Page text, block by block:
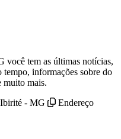
você tem as últimas notícias,
tempo, informações sobre do
muito mais.
- MG
Endereço